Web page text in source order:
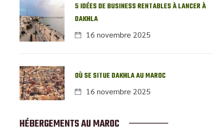
5 IDÉES DE BUSINESS RENTABLES À LANCER À
DAKHLA
16 novembre 2025
OÙ SE SITUE DAKHLA AU MAROC
16 novembre 2025
HÉBERGEMENTS AU MAROC